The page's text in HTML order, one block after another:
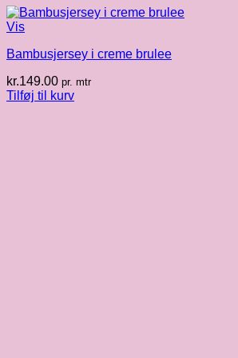
Vis
Bambusjersey i creme brulee
kr.149.00 pr. mtr
Tilføj til kurv